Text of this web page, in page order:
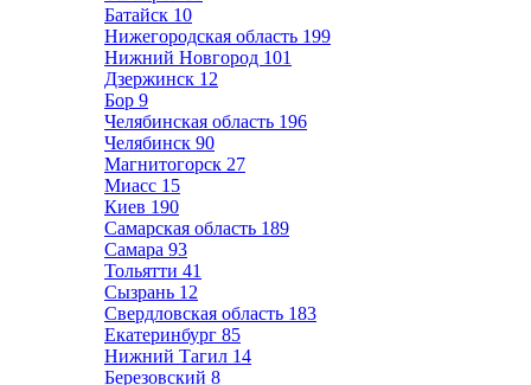
Батайск 10
Нижегородская область 199
Нижний Новгород 101
Дзержинск 12
Бор 9
Челябинская область 196
Челябинск 90
Магнитогорск 27
Миасс 15
Киев 190
Самарская область 189
Самара 93
Тольятти 41
Сызрань 12
Свердловская область 183
Екатеринбург 85
Нижний Тагил 14
Березовский 8